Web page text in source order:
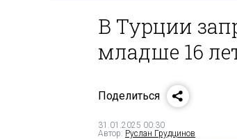
В Турции
младше 16
Поделиться
31.01.2025 00:30
Автор: Руслан Грудцинов